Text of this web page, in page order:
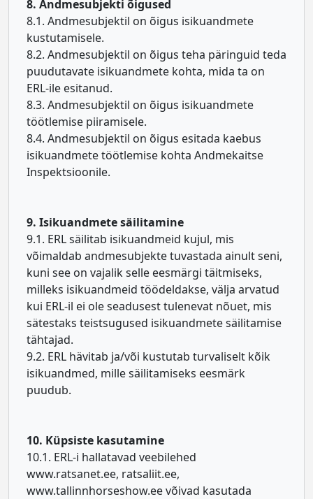
8. Andmesubjekti õigused
8.1. Andmesubjektil on õigus isikuandmete
kustutamisele.
8.2. Andmesubjektil on õigus teha päringuid teda
puudutavate isikuandmete kohta, mida ta on
ERL-ile esitanud.
8.3. Andmesubjektil on õigus isikuandmete
töötlemise piiramisele.
8.4. Andmesubjektil on õigus esitada kaebus
isikuandmete töötlemise kohta Andmekaitse
Inspektsioonile.
9. Isikuandmete säilitamine
9.1. ERL säilitab isikuandmeid kujul, mis
võimaldab andmesubjekte tuvastada ainult seni,
kuni see on vajalik selle eesmärgi täitmiseks,
milleks isikuandmeid töödeldakse, välja arvatud
kui ERL-il ei ole seadusest tulenevat nõuet, mis
sätestaks teistsugused isikuandmete säilitamise
tähtajad.
9.2. ERL hävitab ja/või kustutab turvaliselt kõik
isikuandmed, mille säilitamiseks eesmärk
puudub.
10. Küpsiste kasutamine
10.1. ERL-i hallatavad veebilehed
www.ratsanet.ee, ratsaliit.ee,
www.tallinnhorseshow.ee võivad kasutada